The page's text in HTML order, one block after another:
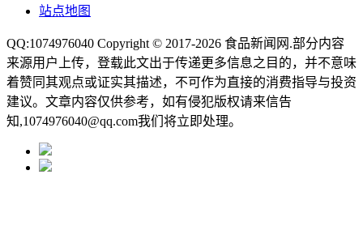
站点地图
QQ:1074976040 Copyright © 2017-2026 食品新闻网 .部分内容
来源用户上传，登载此文出于传递更多信息之目的，并不意味
着赞同其观点或证实其描述，不可作为直接的消费指导与投资
建议。文章内容仅供参考，如有侵犯版权请来信告
知,1074976040@qq.com我们将立即处理。